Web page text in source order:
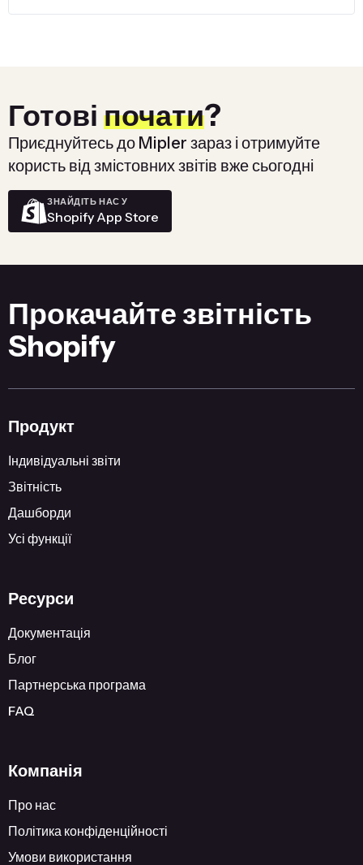
Готові почати?
Приєднуйтесь до Mipler зараз і отримуйте
користь від змістовних звітів вже сьогодні
ЗНАЙДІТЬ НАС У
Shopify App Store
Прокачайте звітність
Shopify
Продукт
Індивідуальні звіти
Звітність
Дашборди
Усі функції
Ресурси
Документація
Блог
Партнерська програма
FAQ
Компанія
Про нас
Політика конфіденційності
Умови використання